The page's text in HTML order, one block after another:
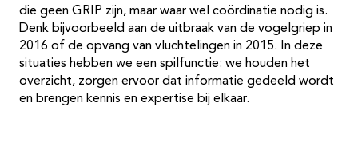
die geen GRIP zijn, maar waar wel coördinatie nodig is.
Denk bijvoorbeeld aan de uitbraak van de vogelgriep in
2016 of de opvang van vluchtelingen in 2015. In deze
situaties hebben we een spilfunctie: we houden het
overzicht, zorgen ervoor dat informatie gedeeld wordt
en brengen kennis en expertise bij elkaar.